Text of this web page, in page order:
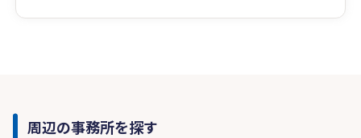
周辺の事務所を探す